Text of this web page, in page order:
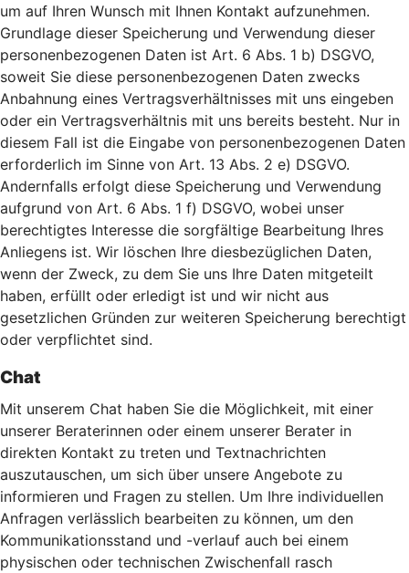
um auf Ihren Wunsch mit Ihnen Kontakt aufzunehmen.
Grundlage dieser Speicherung und Verwendung dieser
personenbezogenen Daten ist Art. 6 Abs. 1 b) DSGVO,
soweit Sie diese personenbezogenen Daten zwecks
Anbahnung eines Vertragsverhältnisses mit uns eingeben
oder ein Vertragsverhältnis mit uns bereits besteht. Nur in
diesem Fall ist die Eingabe von personenbezogenen Daten
erforderlich im Sinne von Art. 13 Abs. 2 e) DSGVO.
Andernfalls erfolgt diese Speicherung und Verwendung
aufgrund von Art. 6 Abs. 1 f) DSGVO, wobei unser
berechtigtes Interesse die sorgfältige Bearbeitung Ihres
Anliegens ist. Wir löschen Ihre diesbezüglichen Daten,
wenn der Zweck, zu dem Sie uns Ihre Daten mitgeteilt
haben, erfüllt oder erledigt ist und wir nicht aus
gesetzlichen Gründen zur weiteren Speicherung berechtigt
oder verpflichtet sind.
Chat
Mit unserem Chat haben Sie die Möglichkeit, mit einer
unserer Beraterinnen oder einem unserer Berater in
direkten Kontakt zu treten und Textnachrichten
auszutauschen, um sich über unsere Angebote zu
informieren und Fragen zu stellen. Um Ihre individuellen
Anfragen verlässlich bearbeiten zu können, um den
Kommunikationsstand und -verlauf auch bei einem
physischen oder technischen Zwischenfall rasch